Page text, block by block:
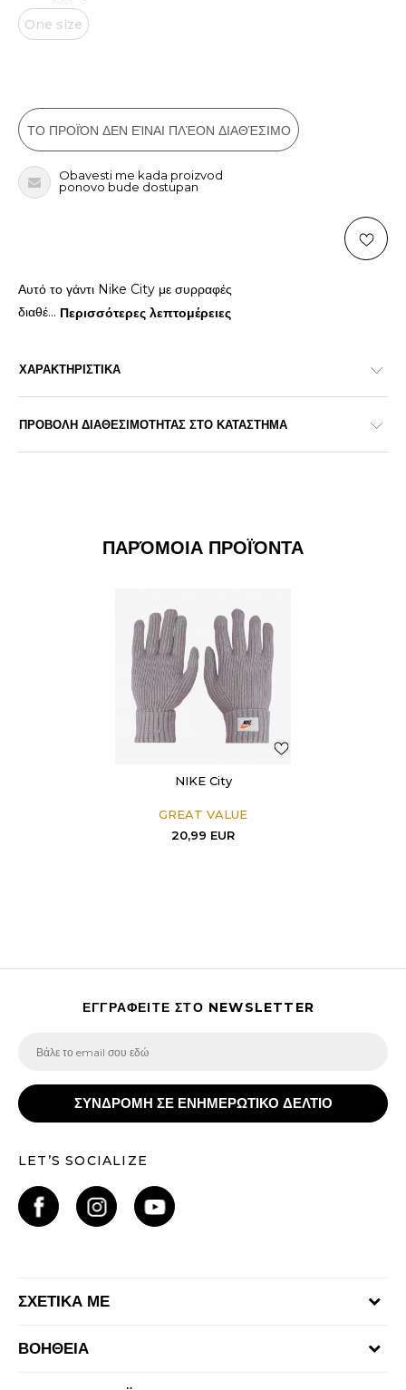
One size
ΤΟ ΠΡΟΪΌΝ ΔΕΝ ΕΊΝΑΙ ΠΛΈΟΝ ΔΙΑΘΈΣΙΜΟ
Obavesti me kada proizvod
ponovo bude dostupan
Αυτό το γάντι Nike City με συρραφές
διαθέ... Περισσότερες λεπτομέρειες
ΧΑΡΑΚΤΗΡΙΣΤΙΚΑ
ΠΡΟΒΟΛΗ ΔΙΑΘΕΣΙΜΟΤΗΤΑΣ ΣΤΟ ΚΑΤΑΣΤΗΜΑ
ΠΑΡΌΜΟΙΑ ΠΡΟΪΌΝΤΑ
NIKE City
GREAT VALUE
20,99 EUR
ΕΓΓΡΑΦΕΙΤΕ ΣΤΟ NEWSLETTER
ΣΥΝΔΡΟΜΗ ΣΕ ΕΝΗΜΕΡΩΤΙΚΟ ΔΕΛΤΙΟ
LET’S SOCIALIZE
ΣΧΕΤΙΚΑ ΜΕ
ΒΟΗΘΕΙΑ